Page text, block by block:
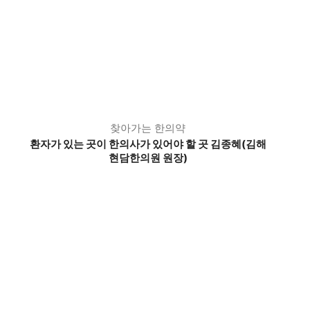
찾아가는 한의약
환자가 있는 곳이 한의사가 있어야 할 곳 김종혜(김해
현담한의원 원장)